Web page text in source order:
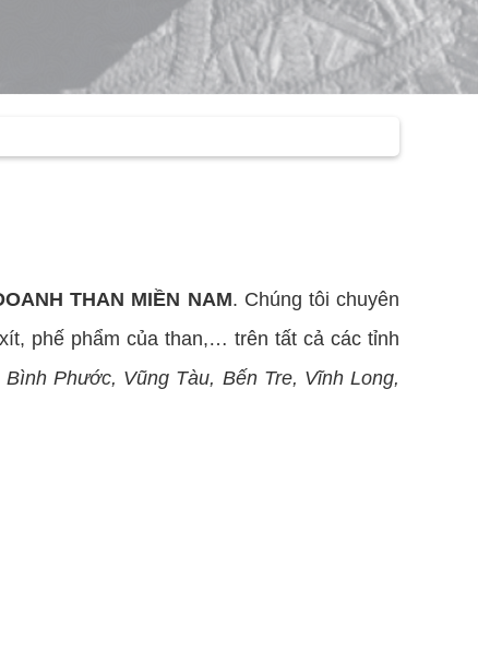
THAN MIỀN NAM. Chúng tôi chuyên
phế phẩm của than,… trên tất cả các tỉnh
Phước, Vũng Tàu, Bến Tre, Vĩnh Long,